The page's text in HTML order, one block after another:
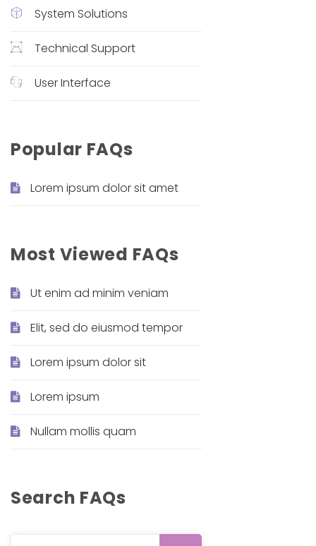
System Solutions
Technical Support
User Interface
Popular FAQs
Lorem ipsum dolor sit amet
Most Viewed FAQs
Ut enim ad minim veniam
Elit, sed do eiusmod tempor
Lorem ipsum dolor sit
Lorem ipsum
Nullam mollis quam
Search FAQs